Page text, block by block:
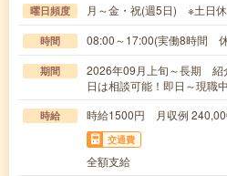
曜日頻度 月～金・祝(週5日) ※土日
時間 08:00～17:00(実働8時間
期間
2026年09月上旬～長期 紹
日は相談可能！即日～現職
時給 時給1500円 月収例
交通費
全額支給